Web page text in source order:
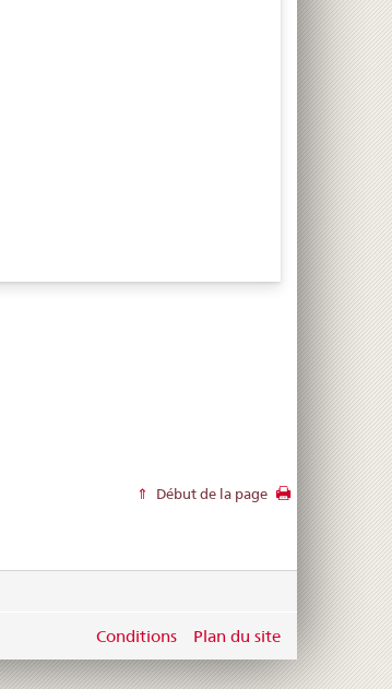
Début de la page
Conditions Plan du site